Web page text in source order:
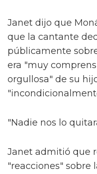
Janet dijo que
que la cantante
públicamente
era "muy
orgullosa" de su
"Nadie nos lo
Janet admitió que
"reacciones" sobre